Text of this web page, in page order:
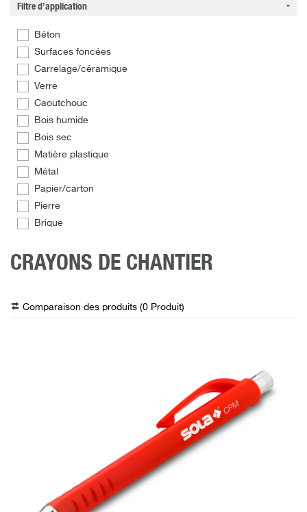
Filtre d’application
Béton
Surfaces foncées
Carrelage/céramique
Verre
Caoutchouc
Bois humide
Bois sec
Matière plastique
Métal
Papier/carton
Pierre
Brique
CRAYONS DE CHANTIER
Comparaison des produits (0 Produit)